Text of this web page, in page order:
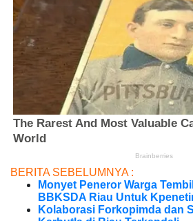
BERITA SEBELUMNYA :
Monyet Peneror Warga
BBKSDA Riau Untuk
Kolaborasi Forkopimda dan